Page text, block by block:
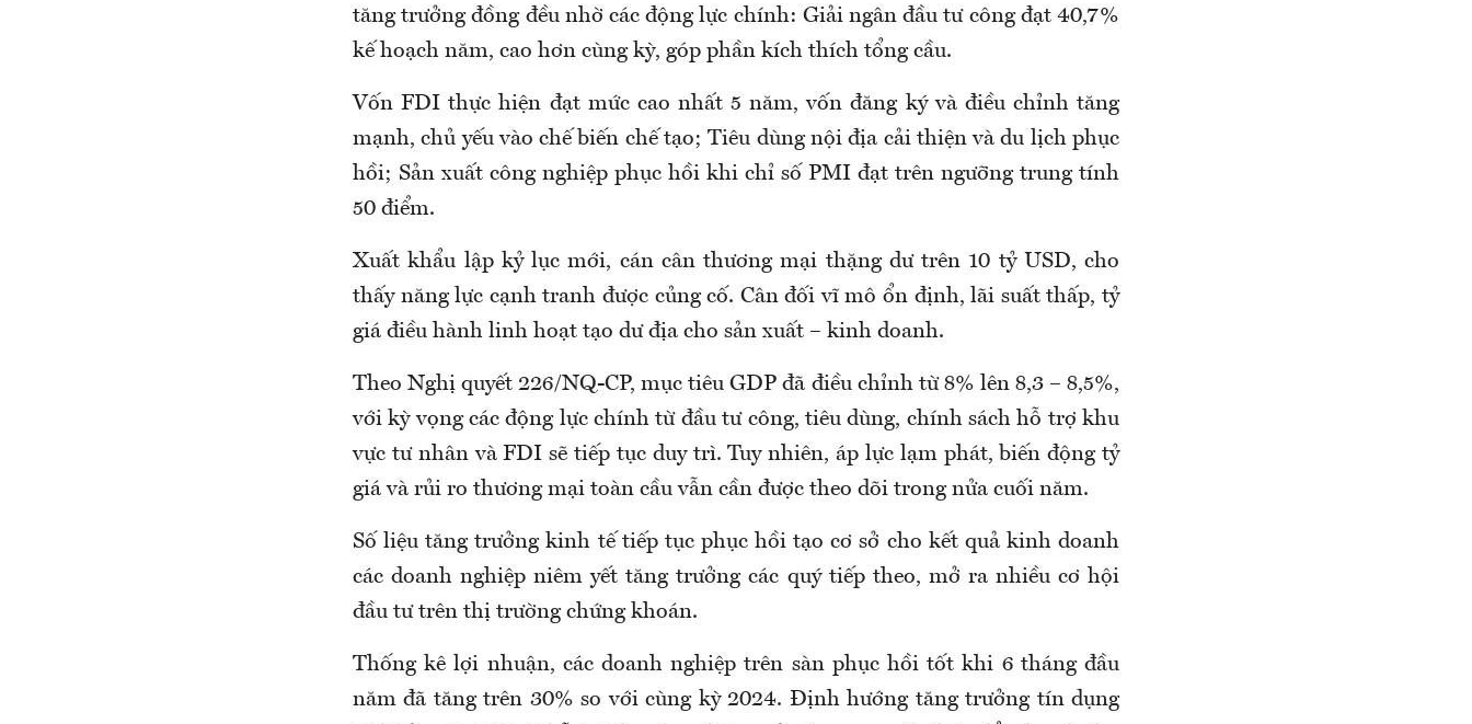
tăng trưởng đồng đều nhờ các động lực chính: Giải ngân đầu tư công đạt 40,7%
kế hoạch năm, cao hơn cùng kỳ, góp phần kích thích tổng cầu.
Vốn FDI thực hiện đạt mức cao nhất 5 năm, vốn đăng ký và điều chỉnh tăng
mạnh, chủ yếu vào chế biến chế tạo; Tiêu dùng nội địa cải thiện và du lịch phục
hồi; Sản xuất công nghiệp phục hồi khi chỉ số PMI đạt trên ngưỡng trung tính
50 điểm.
Xuất khẩu lập kỷ lục mới, cán cân thương mại thặng dư trên 10 tỷ USD, cho
thấy năng lực cạnh tranh được củng cố. Cân đối vĩ mô ổn định, lãi suất thấp, tỷ
giá điều hành linh hoạt tạo dư địa cho sản xuất – kinh doanh.
Theo Nghị quyết 226/NQ-CP, mục tiêu GDP đã điều chỉnh từ 8% lên 8,3 – 8,5%,
với kỳ vọng các động lực chính từ đầu tư công, tiêu dùng, chính sách hỗ trợ khu
vực tư nhân và FDI sẽ tiếp tục duy trì. Tuy nhiên, áp lực lạm phát, biến động tỷ
giá và rủi ro thương mại toàn cầu vẫn cần được theo dõi trong nửa cuối năm.
Số liệu tăng trưởng kinh tế tiếp tục phục hồi tạo cơ sở cho kết quả kinh doanh
các doanh nghiệp niêm yết tăng trưởng các quý tiếp theo, mở ra nhiều cơ hội
đầu tư trên thị trường chứng khoán.
Thống kê lợi nhuận, các doanh nghiệp trên sàn phục hồi tốt khi 6 tháng đầu
năm đã tăng trên 30% so với cùng kỳ 2024. Định hướng tăng trưởng tín dụng